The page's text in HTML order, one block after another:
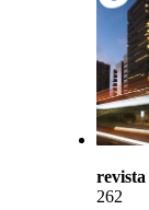
revista
262